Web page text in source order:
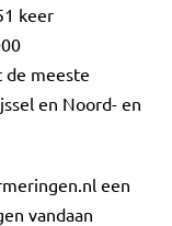
keer
de meeste
en Noord- en
een
vandaan